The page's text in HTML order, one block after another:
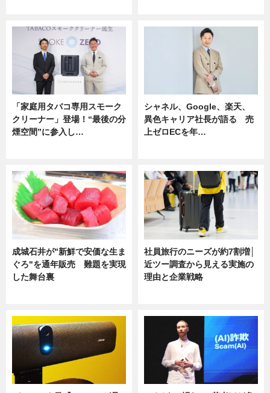
「家庭用タバコ専用スモーク
クリーナー」登場！“最後の分
煙空間”に参入し…
シャネル、Google、楽天、
異色キャリア社長が語る 売
上ゼロECを年…
成城石井が"新鮮で安価な生ま
ぐろ"を通年販売 難題を実現
した舞台裏
社員旅行のニーズが約7割増│
近ツー調査から見える実施の
理由と企業戦略